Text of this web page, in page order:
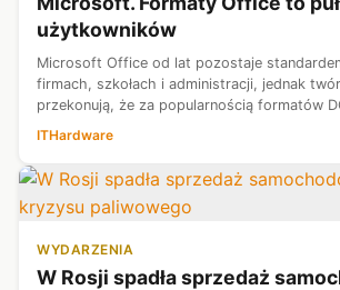
użytkowników
Microsoft Office od lat pozostaje
firmach, szkołach i administracji, jednak
przekonują, że za popularnością formatów
ITHardware
WYDARZENIA
W Rosji spadła sprzedaż